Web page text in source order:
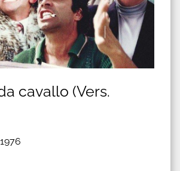
cavallo (Vers.
1976